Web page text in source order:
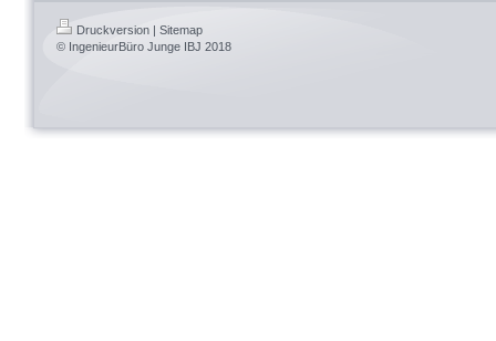
Druckversion | Sitemap
© IngenieurBüro Junge IBJ 2018